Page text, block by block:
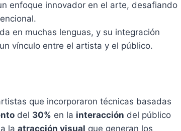
enfoque innovador en el arte, desafiando
en muchas lenguas, y su integración
vínculo entre el artista y el público.
que incorporaron técnicas basadas
del 30% en la interacción del público
la atracción visual que generan los